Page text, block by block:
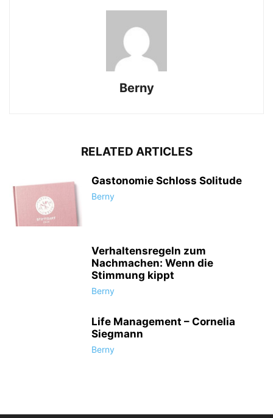
Berny
RELATED ARTICLES
Gastonomie Schloss Solitude
Berny
Verhaltensregeln zum
Nachmachen: Wenn die
Stimmung kippt
Berny
Life Management – Cornelia
Siegmann
Berny